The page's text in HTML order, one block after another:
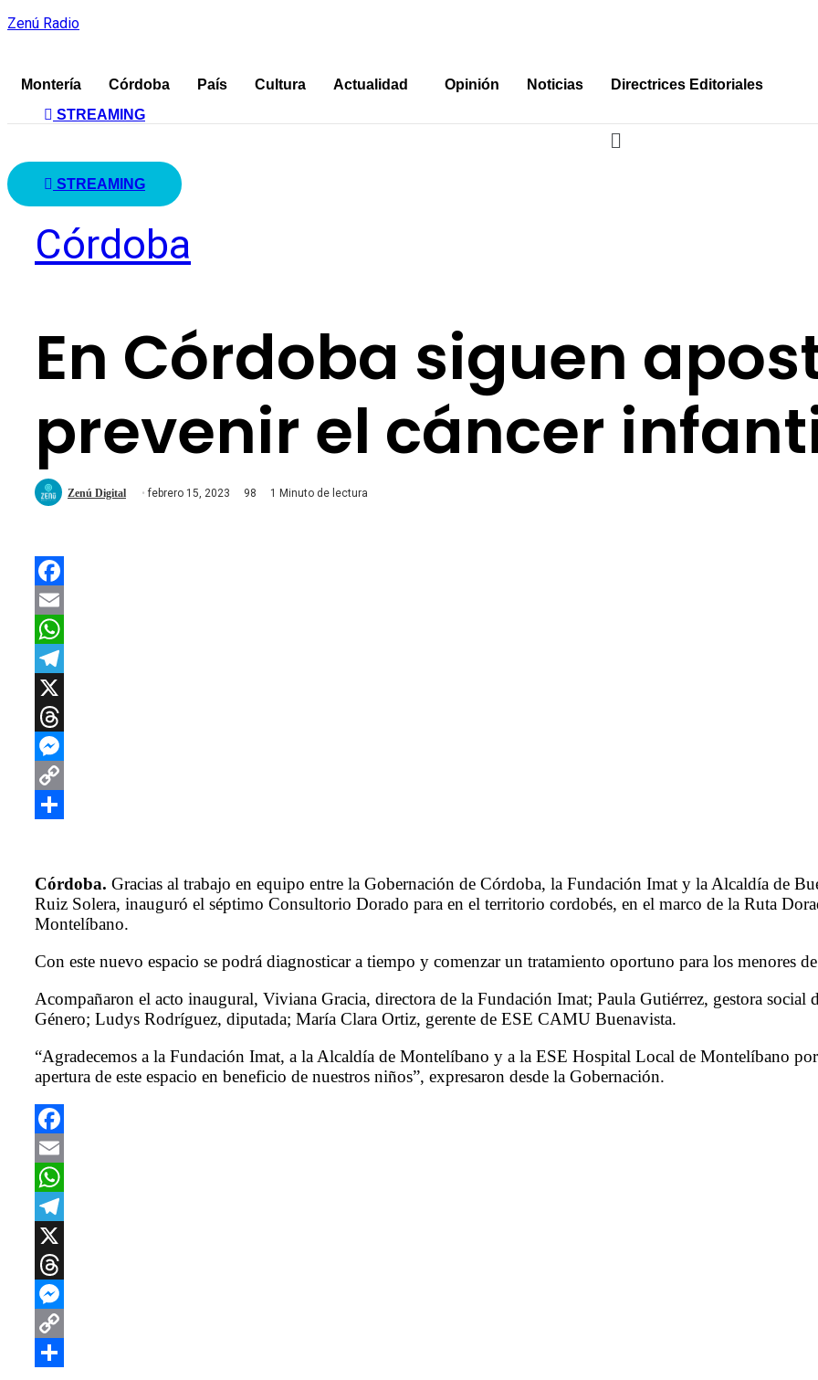
Zenú Radio
Montería Córdoba País Cultura Actualidad Opinión Noticias
Directrices Editoriales
STREAMING
STREAMING
Córdoba
En Córdoba siguen
prevenir el cáncer
Zenú Digital febrero 15, 2023 98 1 Minuto de lectura
Facebook
Email
WhatsApp
Telegram
X
Threads
Messenger
Copy
Córdoba. Gracias al trabajo en equipo entre la Gobernación de Córdoba, la Fundación Imat y la Alcaldía de
Ruiz Solera, inauguró el séptimo Consultorio Dorado para en el territorio cordobés, en el marco de la Ruta
Montelíbano.
Con este nuevo espacio se podrá diagnosticar a tiempo y comenzar un tratamiento oportuno para los menores
Acompañaron el acto inaugural, Viviana Gracia, directora de la Fundación Imat; Paula Gutiérrez, gestora social
Género; Ludys Rodríguez, diputada; María Clara Ortiz, gerente de ESE CAMU Buenavista.
“Agradecemos a la Fundación Imat, a la Alcaldía de Montelíbano y a la ESE Hospital Local de Montelíbano
apertura de este espacio en beneficio de nuestros niños”, expresaron desde la Gobernación.
Facebook
Email
WhatsApp
Telegram
X
Threads
Messenger
Copy